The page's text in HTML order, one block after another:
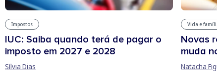
Impostos
IUC: Saiba quando terá de pagar o
imposto em 2027 e 2028
Sílvia Dias
Vida e família
Novas
muda
Natacha